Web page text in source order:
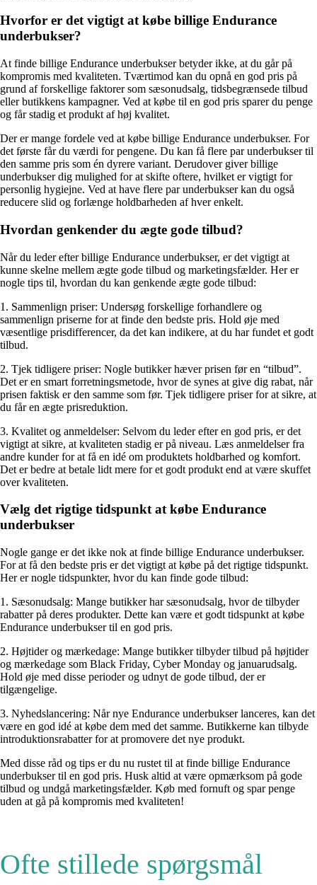
Hvorfor er det vigtigt at købe billige Endurance
underbukser?
At finde billige Endurance underbukser betyder ikke, at du går på
kompromis med kvaliteten. Tværtimod kan du opnå en god pris på
grund af forskellige faktorer som sæsonudsalg, tidsbegrænsede tilbud
eller butikkens kampagner. Ved at købe til en god pris sparer du penge
og får stadig et produkt af høj kvalitet.
Der er mange fordele ved at købe billige Endurance underbukser. For
det første får du værdi for pengene. Du kan få flere par underbukser til
den samme pris som én dyrere variant. Derudover giver billige
underbukser dig mulighed for at skifte oftere, hvilket er vigtigt for
personlig hygiejne. Ved at have flere par underbukser kan du også
reducere slid og forlænge holdbarheden af ​​hver enkelt.
Hvordan genkender du ægte gode tilbud?
Når du leder efter billige Endurance underbukser, er det vigtigt at
kunne skelne mellem ægte gode tilbud og marketingsfælder. Her er
nogle tips til, hvordan du kan genkende ægte gode tilbud:
1. Sammenlign priser: Undersøg forskellige forhandlere og
sammenlign priserne for at finde den bedste pris. Hold øje med
væsentlige prisdifferencer, da det kan indikere, at du har fundet et godt
tilbud.
2. Tjek tidligere priser: Nogle butikker hæver prisen før en “tilbud”.
Det er en smart forretningsmetode, hvor de synes at give dig rabat, når
prisen faktisk er den samme som før. Tjek tidligere priser for at sikre, at
du får en ægte prisreduktion.
3. Kvalitet og anmeldelser: Selvom du leder efter en god pris, er det
vigtigt at sikre, at kvaliteten stadig er på niveau. Læs anmeldelser fra
andre kunder for at få en idé om produktets holdbarhed og komfort.
Det er bedre at betale lidt mere for et godt produkt end at være skuffet
over kvaliteten.
Vælg det rigtige tidspunkt at købe Endurance
underbukser
Nogle gange er det ikke nok at finde billige Endurance underbukser.
For at få den bedste pris er det vigtigt at købe på det rigtige tidspunkt.
Her er nogle tidspunkter, hvor du kan finde gode tilbud:
1. Sæsonudsalg: Mange butikker har sæsonudsalg, hvor de tilbyder
rabatter på deres produkter. Dette kan være et godt tidspunkt at købe
Endurance underbukser til en god pris.
2. Højtider og mærkedage: Mange butikker tilbyder tilbud på højtider
og mærkedage som Black Friday, Cyber Monday og januarudsalg.
Hold øje med disse perioder og udnyt de gode tilbud, der er
tilgængelige.
3. Nyhedslancering: Når nye Endurance underbukser lanceres, kan det
være en god idé at købe dem med det samme. Butikkerne kan tilbyde
introduktionsrabatter for at promovere det nye produkt.
Med disse råd og tips er du nu rustet til at finde billige Endurance
underbukser til en god pris. Husk altid at være opmærksom på gode
tilbud og undgå marketingsfælder. Køb med fornuft og spar penge
uden at gå på kompromis med kvaliteten!
Ofte stillede spørgsmål